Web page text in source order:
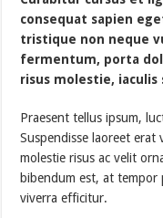
consequat sapien
tristique non neque
fermentum, porta
risus molestie, iaculis
Praesent tellus ipsum,
Suspendisse laoreet erat
molestie risus ac velit
bibendum est, at
viverra efficitur.